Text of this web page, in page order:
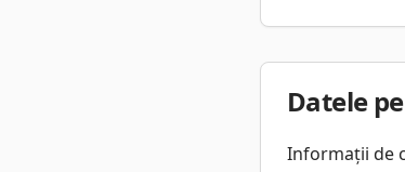
Datele
Informații de